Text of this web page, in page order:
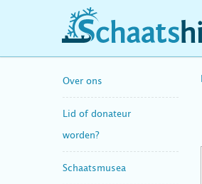
schaatshistorie.nl
Over ons
Lid of donateur
worden?
Schaatsmusea